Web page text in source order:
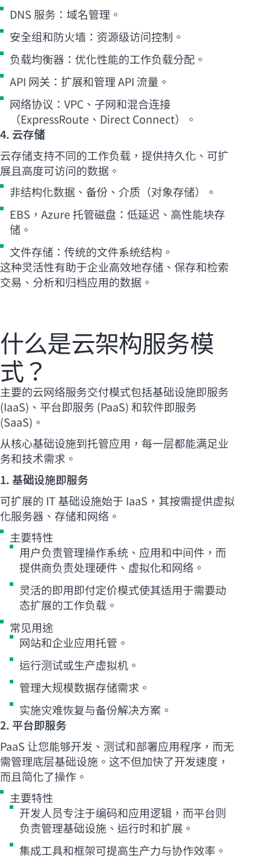
DNS 服务：域名管理。
安全组和防火墙：资源级访问控制。
负载均衡器：优化性能的工作负载分配。
API 网关：扩展和管理 API 流量。
网络协议：VPC、子网和混合连接
（ExpressRoute、Direct Connect）。
4. 云存储
云存储支持不同的工作负载，提供持久化、可扩
展且高度可访问的数据。
非结构化数据、备份、介质（对象存储）。
EBS，Azure 托管磁盘：低延迟、高性能块存
储。
文件存储：传统的文件系统结构。
这种灵活性有助于企业高效地存储、保存和检索
交易、分析和归档应用的数据。
什么是云架构服务模
式？
主要的云网络服务交付模式包括基础设施即服务
(IaaS)、平台即服务 (PaaS) 和软件即服务
(SaaS)。
从核心基础设施到托管应用，每一层都能满足业
务和技术需求。
1. 基础设施即服务
可扩展的 IT 基础设施始于 IaaS，其按需提供虚拟
化服务器、存储和网络。
主要特性
用户负责管理操作系统、应用和中间件，而
提供商负责处理硬件、虚拟化和网络。
灵活的即用即付定价模式使其适用于需要动
态扩展的工作负载。
常见用途
网站和企业应用托管。
运行测试或生产虚拟机。
管理大规模数据存储需求。
实施灾难恢复与备份解决方案。
2. 平台即服务
PaaS 让您能够开发、测试和部署应用程序，而无
需管理底层基础设施。这不但加快了开发速度，
而且简化了操作。
主要特性
开发人员专注于编码和应用逻辑，而平台则
负责管理基础设施、运行时和扩展。
集成工具和框架可提高生产力与协作效率。